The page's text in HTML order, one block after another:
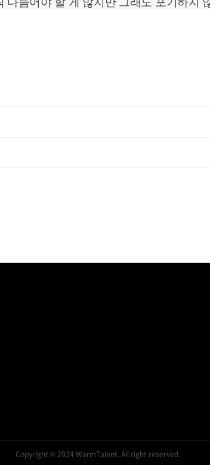
Copyright © 2024 WarmTalent. All right reserved.